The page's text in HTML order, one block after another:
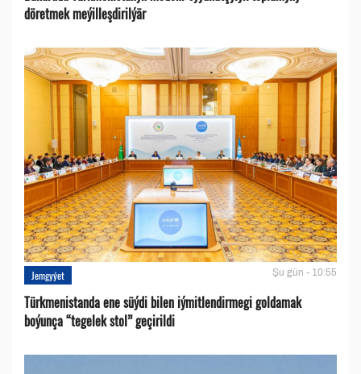
döretmek meýilleşdirilýär
Jemgyýet Şu gün - 10:55
Türkmenistanda ene süýdi bilen iýmitlendirmegi goldamak
boýunça “tegelek stol” geçirildi